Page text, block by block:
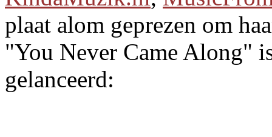
plaat alom geprezen om
"You Never Came Along"
gelanceerd: